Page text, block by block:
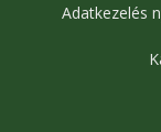
Adatkezelés